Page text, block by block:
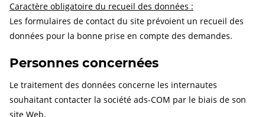
Caractère obligatoire du recueil des données :
Les formulaires de contact du site prévoient un recueil des
données pour la bonne prise en compte des demandes.
Personnes concernées
Le traitement des données concerne les internautes
souhaitant contacter la société ads-COM par le biais de son
site Web.